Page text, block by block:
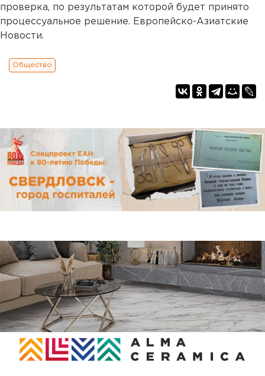
проверка, по результатам которой будет принято
процессуальное решение. Европейско-Азиатские
Новости.
Общество